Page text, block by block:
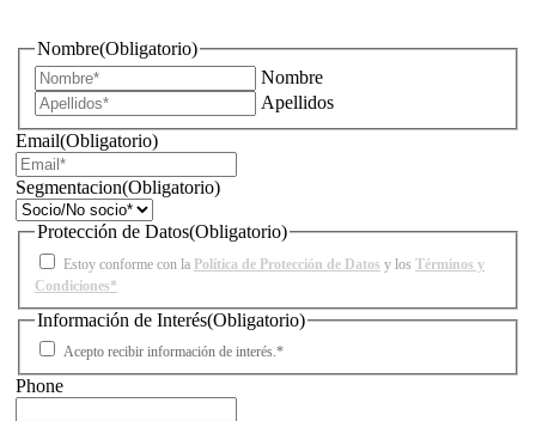
Nombre(Obligatorio)
Nombre
Apellidos
Email(Obligatorio)
Segmentacion(Obligatorio)
Protección de Datos(Obligatorio)
Estoy conforme con la Política de Protección de Datos y los Términos y
Condiciones*
Información de Interés(Obligatorio)
Acepto recibir información de interés.*
Phone